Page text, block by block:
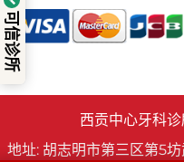
西贡中心牙科
地址: 胡志明市第三区第5
可信诊所